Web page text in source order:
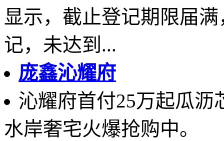
显示，截止登记期限届
记，未达到...
庞鑫沁耀府
沁耀府首付25万起瓜沥
水岸奢宅火爆抢购中。